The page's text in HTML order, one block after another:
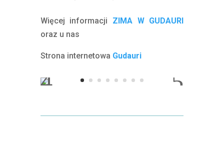
Więcej informacji ZIMA W GUDAURI
oraz u nas
Strona internetowa Gudauri